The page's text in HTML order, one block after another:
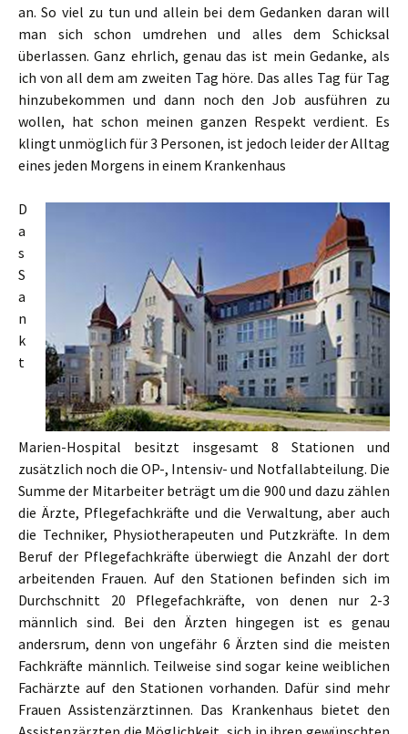
an. So viel zu tun und allein bei dem Gedanken daran will
man sich schon umdrehen und alles dem Schicksal
überlassen. Ganz ehrlich, genau das ist mein Gedanke, als
ich von all dem am zweiten Tag höre. Das alles Tag für Tag
hinzubekommen und dann noch den Job ausführen zu
wollen, hat schon meinen ganzen Respekt verdient. Es
klingt unmöglich für 3 Personen, ist jedoch leider der Alltag
eines jeden Morgens in einem Krankenhaus
D
a
s
S
a
n
k
t
Marien-Hospital besitzt insgesamt 8 Stationen und
zusätzlich noch die OP-, Intensiv- und Notfallabteilung. Die
Summe der Mitarbeiter beträgt um die 900 und dazu zählen
die Ärzte, Pflegefachkräfte und die Verwaltung, aber auch
die Techniker, Physiotherapeuten und Putzkräfte. In dem
Beruf der Pflegefachkräfte überwiegt die Anzahl der dort
arbeitenden Frauen. Auf den Stationen befinden sich im
Durchschnitt 20 Pflegefachkräfte, von denen nur 2-3
männlich sind. Bei den Ärzten hingegen ist es genau
andersrum, denn von ungefähr 6 Ärzten sind die meisten
Fachkräfte männlich. Teilweise sind sogar keine weiblichen
Fachärzte auf den Stationen vorhanden. Dafür sind mehr
Frauen Assistenzärztinnen. Das Krankenhaus bietet den